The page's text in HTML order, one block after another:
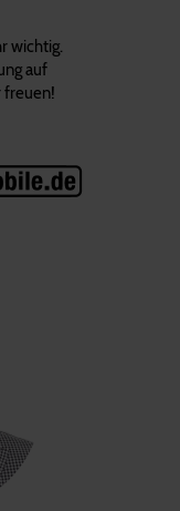
wichtig.
auf
freuen!